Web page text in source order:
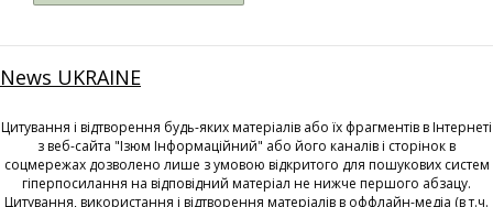
News UKRAINE
Цитування і відтворення будь-яких матеріалів або їх фрагментів в Інтернеті
з веб-сайта "Ізюм Інформаційний" або його каналів і сторінок в
соцмережах дозволено лише з умовою відкритого для пошукових систем
гіперпосилання на відповідний матеріал не нижче першого абзацу.
Цитування, використання і відтворення матеріалів в оффлайн-медіа (в т.ч.